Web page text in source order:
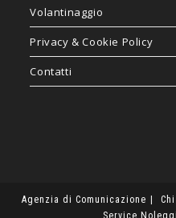
Volantinaggio
Privacy & Cookie Policy
Contatti
Agenzia di Comunicazione
Service